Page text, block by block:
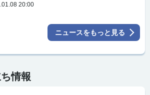
20:00
ニュースをもっと見る
情報